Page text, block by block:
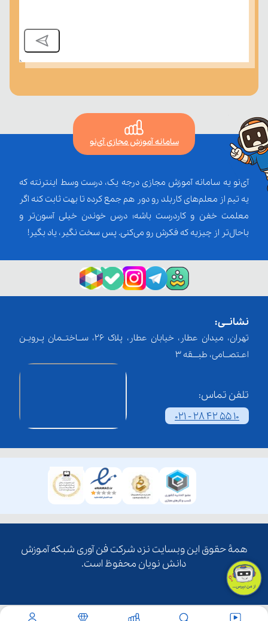
سامانه آموزش مجازی آی‌نو
آی‌نو یه سامانه آموزش مجازی درجه یک، درست وسط اینترنته که
یه تیم از معلم‌‌های کاربلد رو دور هم جمع کرده تا بهت ثابت کنه اگر
معلمت خفن و کاردرست باشه؛ درس خوندن خیلی آسون‌تر و
باحال‌تر از چیزیه که فکرش رو می‌کنی. پس سخت نگیر، یاد بگیر!
نشانــی:
تهران، میدان عطار، خیابان عطار، پلاک 26، ســاختــمان پـرویـن
اعـتصــامی، طبـــقه 3
تلفن تماس:
021 - 28 42 55 10
همۀ حقوق این وبسایت نزد شرکت فن آوری شبکه آموزش
دانش نویان محفوظ است.